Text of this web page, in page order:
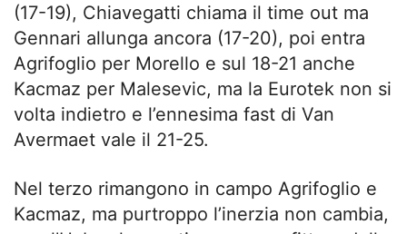
(17-19), Chiavegatti chiama il time out ma
Gennari allunga ancora (17-20), poi entra
Agrifoglio per Morello e sul 18-21 anche
Kacmaz per Malesevic, ma la Eurotek non si
volta indietro e l’ennesima fast di Van
Avermaet vale il 21-25.
Nel terzo rimangono in campo Agrifoglio e
Kacmaz, ma purtroppo l’inerzia non cambia,